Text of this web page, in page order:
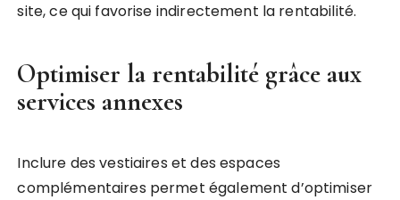
site, ce qui favorise indirectement la rentabilité.
Optimiser la rentabilité grâce aux
services annexes
Inclure des vestiaires et des espaces
complémentaires permet également d’optimiser